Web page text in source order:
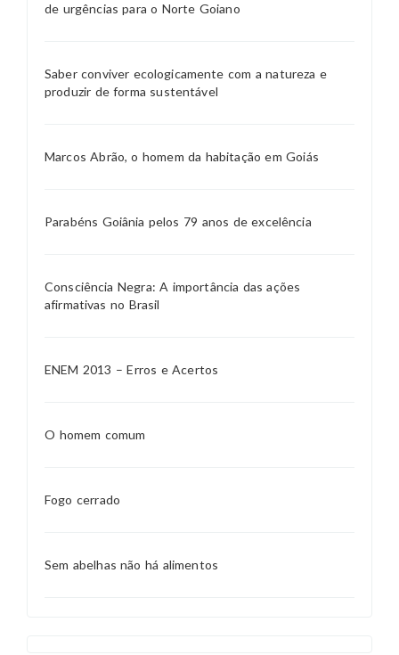
de urgências para o Norte Goiano
Saber conviver ecologicamente com a natureza e
produzir de forma sustentável
Marcos Abrão, o homem da habitação em Goiás
Parabéns Goiânia pelos 79 anos de excelência
Consciência Negra: A importância das ações
afirmativas no Brasil
ENEM 2013 – Erros e Acertos
O homem comum
Fogo cerrado
Sem abelhas não há alimentos